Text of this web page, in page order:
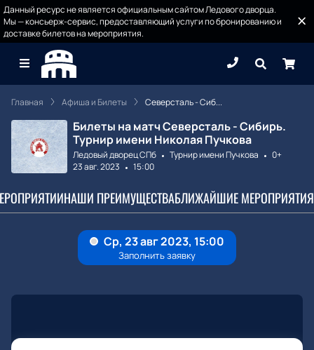
Данный ресурс не является официальным сайтом Ледового дворца.
Мы — консьерж-сервис, предоставляющий услуги по бронированию и
доставке билетов на мероприятия.
Главная Афиша и Билеты Северсталь - Сиб...
Билеты на матч Северсталь - Сибирь.
Турнир имени Николая Пучкова
Ледовый дворец СПб Турнир имени Пучкова
0+
23 авг. 2023
15:00
НАШИ ПРЕИМУЩЕСТВАБЛИЖАЙШИЕ МЕРОПРИЯТИЯ